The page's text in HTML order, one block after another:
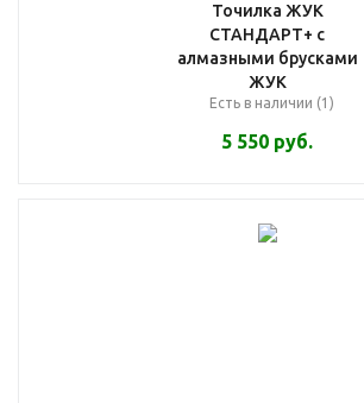
Точилка ЖУК
СТАНДАРТ+ с
алмазными брусками
ЖУК
Есть в наличии (1)
5 550 руб.